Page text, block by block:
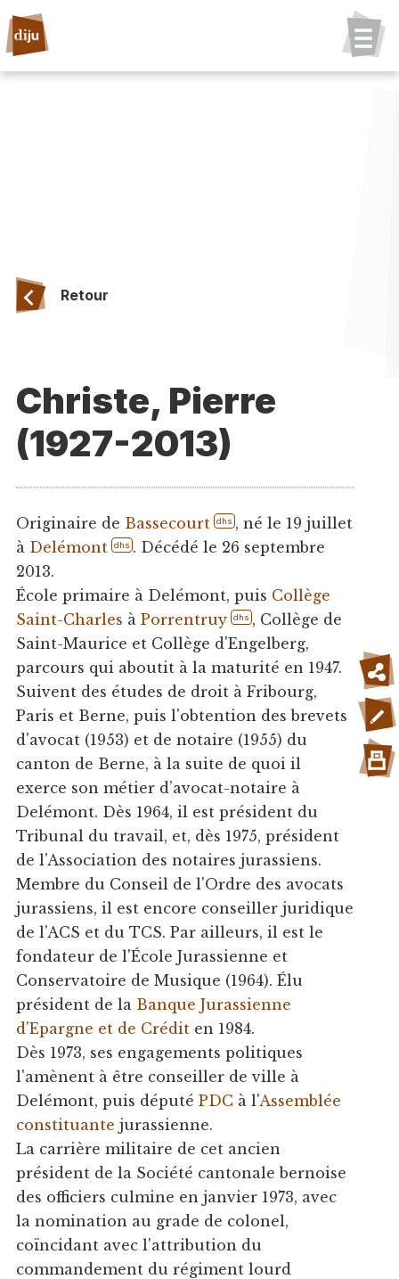
Retour
Christe, Pierre
(1927-2013)
Originaire de Bassecourt dhs , né le 19 juillet
à Delémont dhs . Décédé le 26 septembre
2013.
École primaire à Delémont, puis Collège
Saint-Charles à Porrentruy dhs , Collège de
Saint-Maurice et Collège d'Engelberg,
parcours qui aboutit à la maturité en 1947.
Suivent des études de droit à Fribourg,
Paris et Berne, puis l'obtention des brevets
d'avocat (1953) et de notaire (1955) du
canton de Berne, à la suite de quoi il
exerce son métier d’avocat-notaire à
Delémont. Dès 1964, il est président du
Tribunal du travail, et, dès 1975, président
de l'Association des notaires jurassiens.
Membre du Conseil de l'Ordre des avocats
jurassiens, il est encore conseiller juridique
de l'ACS et du TCS. Par ailleurs, il est le
fondateur de l'École Jurassienne et
Conservatoire de Musique (1964). Élu
président de la Banque Jurassienne
d'Epargne et de Créditen 1984.
Dès 1973, ses engagements politiques
l'amènent à être conseiller de ville à
Delémont, puis député PDC à l'Assemblée
constituante jurassienne.
La carrière militaire de cet ancien
président de la Société cantonale bernoise
des officiers culmine en janvier 1973, avec
la nomination au grade de colonel,
coïncidant avec l'attribution du
commandement du régiment lourd